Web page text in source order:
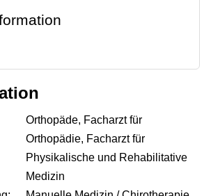
Orthopäde, Facharzt für
Orthopädie, Facharzt für
Physikalische und Rehabilitative
Medizin